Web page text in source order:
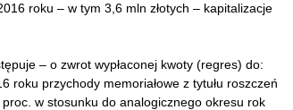
roku – w tym 3,6 mln złotych – kapitalizacje
– o zwrot wypłaconej kwoty (regres) do:
przychody memoriałowe z tytułu roszczeń
proc. w stosunku do analogicznego okresu rok